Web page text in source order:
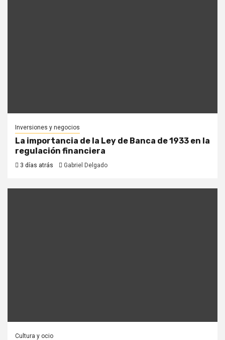
Inversiones y negocios
La importancia de la Ley de Banca de 1933 en la
regulación financiera
3 días atrás Gabriel Delgado
Cultura y ocio